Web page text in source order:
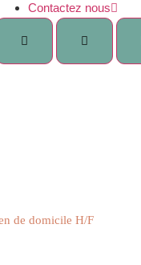
Contactez nous
de domicile H/F